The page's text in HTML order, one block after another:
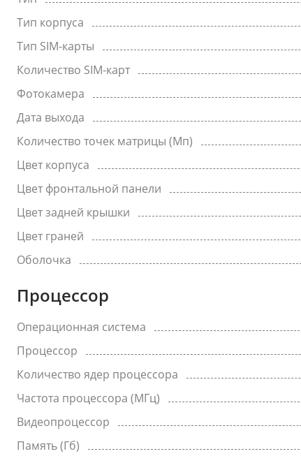
Тип корпуса
Тип SIM-карты
Количество SIM-карт
Фотокамера
Дата выхода
Количество точек матрицы (Мп)
Цвет корпуса
Цвет фронтальной панели
Цвет задней крышки
Цвет граней
Оболочка
Процессор
Операционная система
Процессор
Количество ядер процессора
Частота процессора (МГц)
Видеопроцессор
Память (Гб)